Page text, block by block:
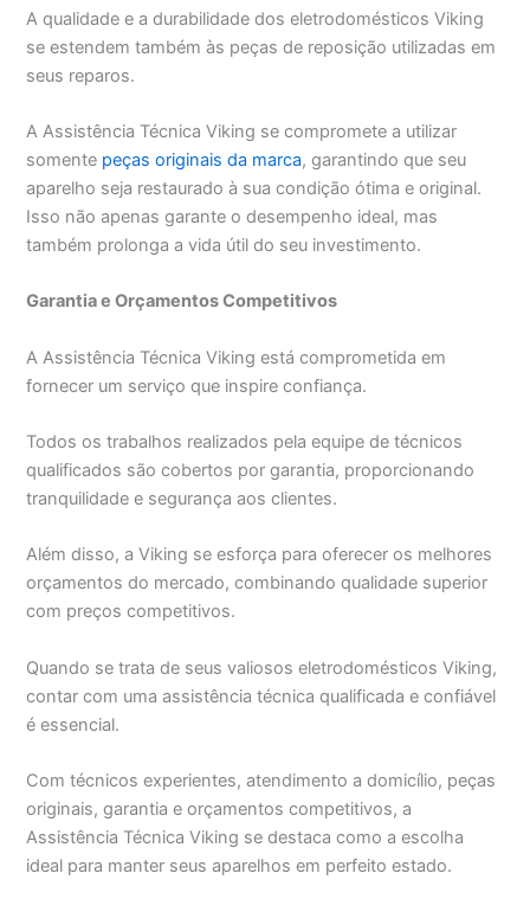
A qualidade e a durabilidade dos eletrodomésticos Viking
se estendem também às peças de reposição utilizadas em
seus reparos.
A Assistência Técnica Viking se compromete a utilizar
somente peças originais da marca, garantindo que seu
aparelho seja restaurado à sua condição ótima e original.
Isso não apenas garante o desempenho ideal, mas
também prolonga a vida útil do seu investimento.
Garantia e Orçamentos Competitivos
A Assistência Técnica Viking está comprometida em
fornecer um serviço que inspire confiança.
Todos os trabalhos realizados pela equipe de técnicos
qualificados são cobertos por garantia, proporcionando
tranquilidade e segurança aos clientes.
Além disso, a Viking se esforça para oferecer os melhores
orçamentos do mercado, combinando qualidade superior
com preços competitivos.
Quando se trata de seus valiosos eletrodomésticos Viking,
contar com uma assistência técnica qualificada e confiável
é essencial.
Com técnicos experientes, atendimento a domicílio, peças
originais, garantia e orçamentos competitivos, a
Assistência Técnica Viking se destaca como a escolha
ideal para manter seus aparelhos em perfeito estado.